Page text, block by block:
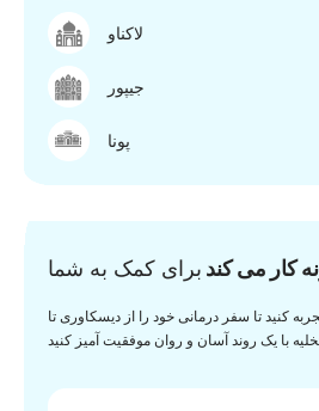
لاکناو
جیپور
پونا
کار می کند برای کمک به شما
کنید تا سفر درمانی خود را از دیسکاوری تا